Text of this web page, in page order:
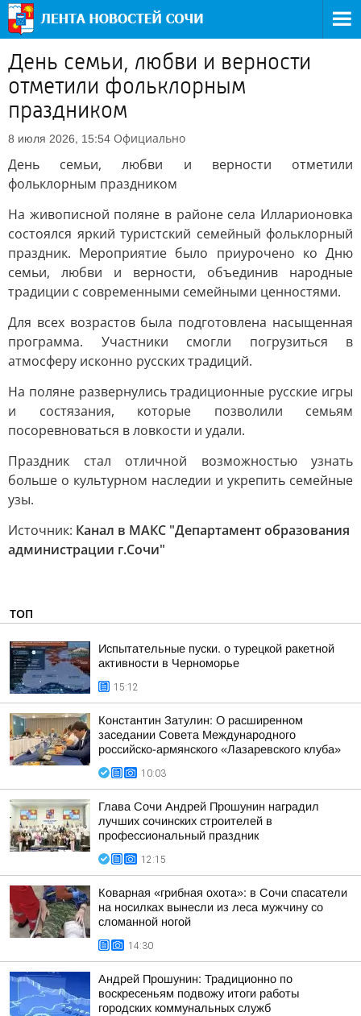
День семьи, любви и верности
отметили фольклорным
праздником
8 июля 2026, 15:54 Официально
День семьи, любви и верности отметили
фольклорным праздником
На живописной поляне в районе села Илларионовка
состоялся яркий туристский семейный фольклорный
праздник. Мероприятие было приурочено ко Дню
семьи, любви и верности, объединив народные
традиции с современными семейными ценностями.
Для всех возрастов была подготовлена насыщенная
программа. Участники смогли погрузиться в
атмосферу исконно русских традиций.
На поляне развернулись традиционные русские игры
и состязания, которые позволили семьям
посоревноваться в ловкости и удали.
Праздник стал отличной возможностью узнать
больше о культурном наследии и укрепить семейные
узы.
Источник: Канал в МАКС "Департамент образования
администрации г.Сочи"
ТОП
Испытательные пуски. о турецкой ракетной
активности в Черноморье
15:12
Константин Затулин: О расширенном
заседании Совета Международного
российско-армянского «Лазаревского клуба»
10:03
Глава Сочи Андрей Прошунин наградил
лучших сочинских строителей в
профессиональный праздник
12:15
Коварная «грибная охота»: в Сочи спасатели
на носилках вынесли из леса мужчину со
сломанной ногой
14:30
Андрей Прошунин: Традиционно по
воскресеньям подвожу итоги работы
городских коммунальных служб